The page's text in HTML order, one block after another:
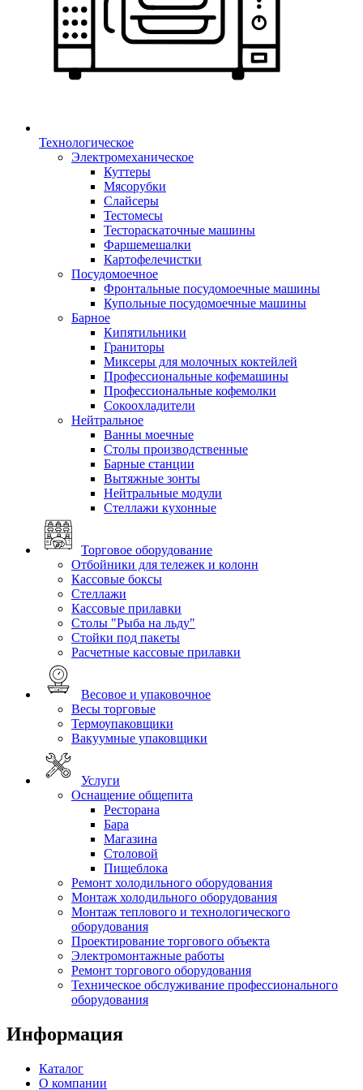
Технологическое
Электромеханическое
Куттеры
Мясорубки
Слайсеры
Тестомесы
Тестораскаточные машины
Фаршемешалки
Картофелечистки
Посудомоечное
Фронтальные посудомоечные машины
Купольные посудомоечные машины
Барное
Кипятильники
Граниторы
Миксеры для молочных коктейлей
Профессиональные кофемашины
Профессиональные кофемолки
Сокоохладители
Нейтральное
Ванны моечные
Столы производственные
Барные станции
Вытяжные зонты
Нейтральные модули
Стеллажи кухонные
Торговое оборудование
Отбойники для тележек и колонн
Кассовые боксы
Стеллажи
Кассовые прилавки
Столы "Рыба на льду"
Стойки под пакеты
Расчетные кассовые прилавки
Весовое и упаковочное
Весы торговые
Термоупаковщики
Вакуумные упаковщики
Услуги
Оснащение общепита
Ресторана
Бара
Магазина
Столовой
Пищеблока
Ремонт холодильного оборудования
Монтаж холодильного оборудования
Монтаж теплового и технологического
оборудования
Проектирование торгового объекта
Электромонтажные работы
Ремонт торгового оборудования
Техническое обслуживание профессионального
оборудования
Информация
Каталог
О компании